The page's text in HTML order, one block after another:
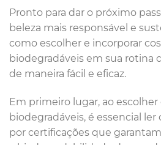
Pronto para dar o próximo
beleza mais responsável e
como escolher e incorporar
biodegradáveis em sua rotina
de maneira fácil e eficaz.
Em primeiro lugar, ao
biodegradáveis, é essencial
por certificações que